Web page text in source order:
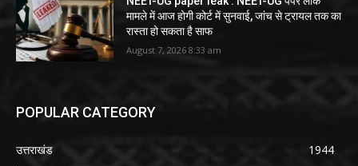
मामले में आज होगी कोर्ट में सुनवाई, जांच से ट्रायल तक का
रास्ता हो सकता है साफ
August 7, 2026 8:33 am
POPULAR CATEGORY
उत्तराखंड
1944